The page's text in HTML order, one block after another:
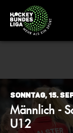
Sonntag, 15.
Männlich -
U12